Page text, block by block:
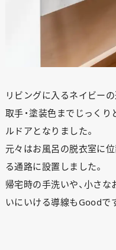
リビングに入るネイビー
取手・塗装色までじっく
ルドアとなりました。
元々はお風呂の脱衣室に
る通路に設置しました。
帰宅時の手洗いや、小さ
いにいける導線もGoodで